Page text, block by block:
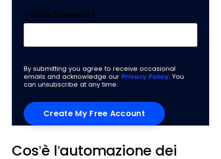
Create Password *
By submitting you agree to receive occasional
emails and acknowledge our Privacy Policy. You
can unsubscribe at any time.
Cos’è l’automazione dei